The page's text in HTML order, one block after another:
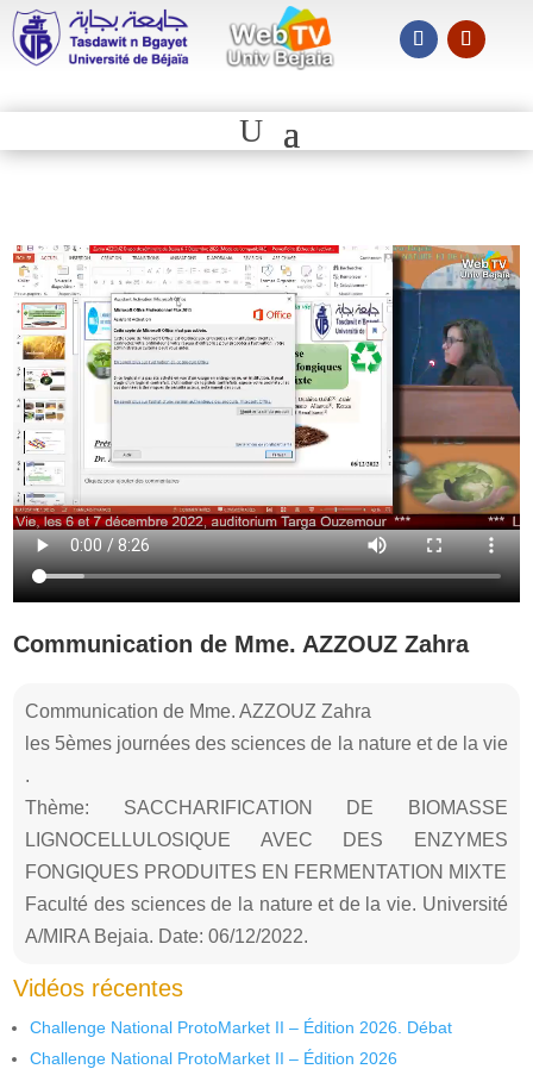
Communication de Mme. AZZOUZ Zahra
Communication de Mme. AZZOUZ Zahra
les 5èmes journées des sciences de la nature et de la vie
.
Thème: SACCHARIFICATION DE BIOMASSE
LIGNOCELLULOSIQUE AVEC DES ENZYMES
FONGIQUES PRODUITES EN FERMENTATION MIXTE
Faculté des sciences de la nature et de la vie. Université
A/MIRA Bejaia. Date: 06/12/2022.
Vidéos récentes
Challenge National ProtoMarket II – Édition 2026. Débat
Challenge National ProtoMarket II – Édition 2026